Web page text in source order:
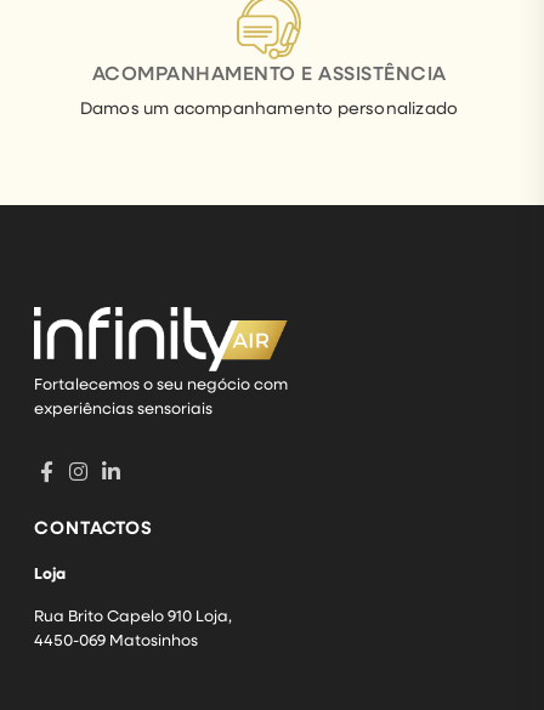
ACOMPANHAMENTO E ASSISTÊNCIA
Damos um acompanhamento personalizado
Fortalecemos o seu negócio com
experiências sensoriais
CONTACTOS
Loja
Rua Brito Capelo 910 Loja,
4450-069 Matosinhos